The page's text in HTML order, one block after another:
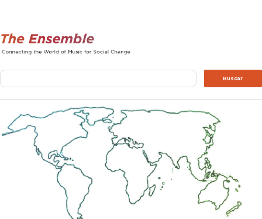
Buscar Buscar